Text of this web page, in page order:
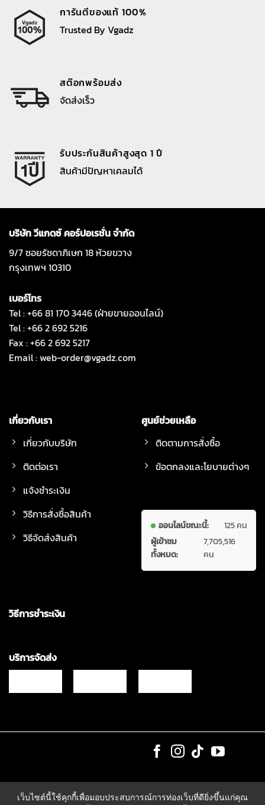
การันตีของแท้ 100%
Trusted By Vgadz
สต๊อกพร้อมส่ง
จัดส่งเร็ว
รับประกันสินค้าสูงสุด 1 ปี
สินค้ามีปัญหาเคลมได้
บริษัท วีแกดซ์ คอร์ปอเรชั่น จำกัด
9/7 ซอยรัชดาภิเษก 18 ห้วยขวาง
กรุงเทพฯ 10310
เบอร์โทร
Tel : +66 81 170 3446 (ฝ่ายขายออนไลน์)
Tel : +66 2 692 5216
Fax : +66 2 692 5217
Email :web-order@vgadz.com
เกี่ยวกับเรา
เกี่ยวกับบริษัท
ติดต่อเรา
แจ้งชำระเงิน
วิธีการสั่งซื้อสินค้า
วิธีจัดส่งสินค้า
ศูนย์ช่วยเหลือ
ติดตามการสั่งซื้อ
ข้อตกลงและโยบายต่างๆ
ออนไลน์ขณะนี้:
125 คน
ผู้เข้าชม
ทั้งหมด:
7,705,516
คน
วิธีการชำระเงิน
บริการจัดส่ง
เว็บไซต์นี้ใช้คุกกี้เพื่อมอบประสบการณ์การท่องเว็บที่ดียิ่งขึ้นแก่คุณ